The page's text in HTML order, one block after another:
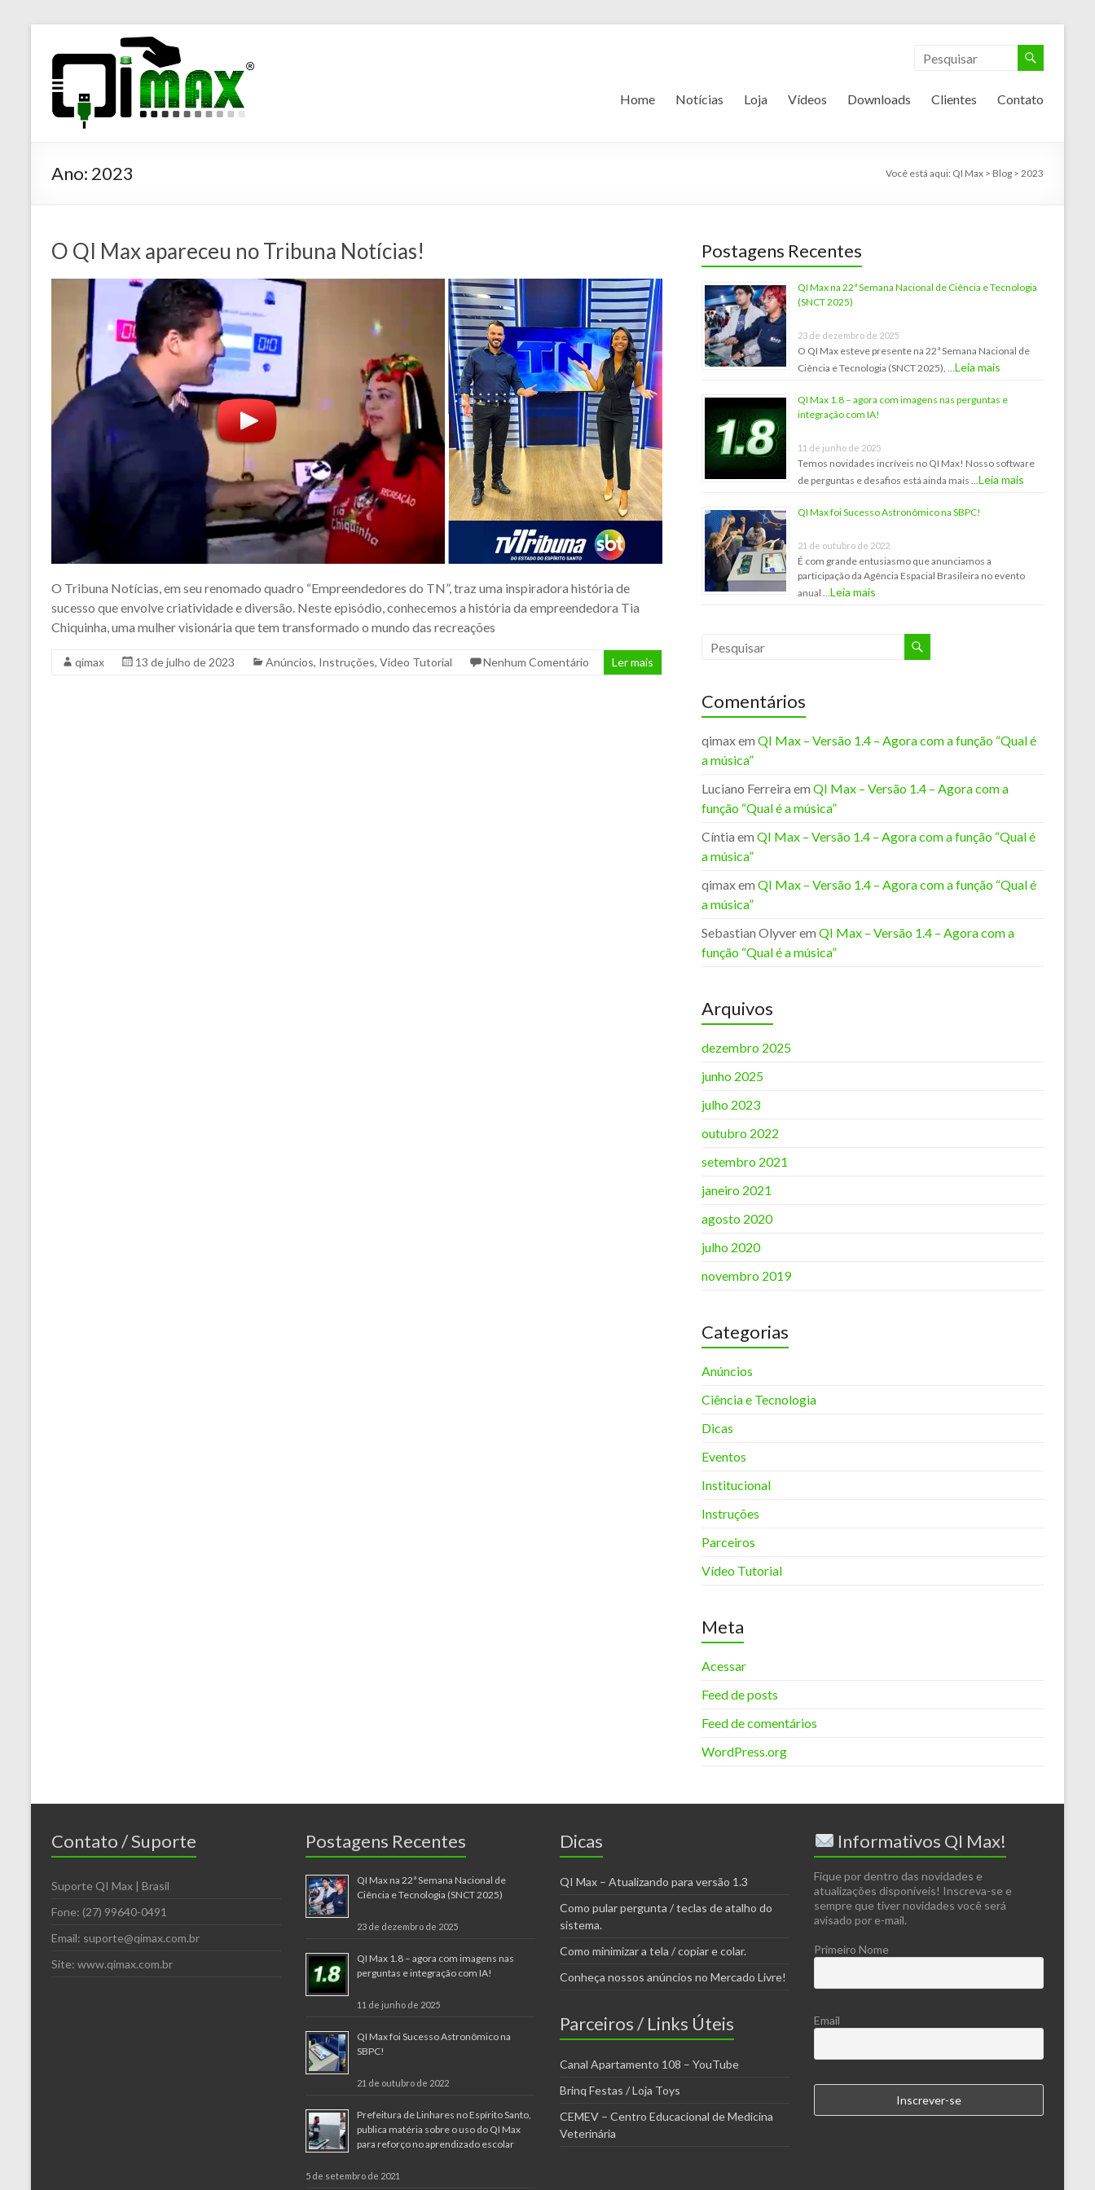
Home Notícias Loja Vídeos Downloads Clientes Contato
Ano: 2023 Você está aqui: QI Max > Blog > 2023
O QI Max apareceu no Tribuna Notícias!
O Tribuna Notícias, em seu renomado quadro “Empreendedores do TN”, traz uma inspiradora história de
sucesso que envolve criatividade e diversão. Neste episódio, conhecemos a história da empreendedora Tia
Chiquinha, uma mulher visionária que tem transformado o mundo das recreações
qimax 13 de julho de 2023 Anúncios, Instruções, Vídeo Tutorial Nenhum Comentário Ler mais
Postagens Recentes
QI Max na 22ª Semana Nacional de Ciência e Tecnologia
(SNCT 2025)
23 de dezembro de 2025
O QI Max esteve presente na 22ª Semana Nacional de
Ciência e Tecnologia (SNCT 2025), …Leia mais
QI Max 1.8 – agora com imagens nas perguntas e
integração com IA!
11 de junho de 2025
Temos novidades incríveis no QI Max! Nosso software
de perguntas e desafios está ainda mais …Leia mais
QI Max foi Sucesso Astronômico na SBPC!
21 de outubro de 2022
É com grande entusiasmo que anunciamos a
participação da Agência Espacial Brasileira no evento
anual …Leia mais
Comentários
qimaxem QI Max – Versão 1.4 – Agora com a função “Qual é
a música”
Luciano Ferreira em QI Max – Versão 1.4 – Agora com a
função “Qual é a música”
Cíntia em QI Max – Versão 1.4 – Agora com a função “Qual é
a música”
qimaxem QI Max – Versão 1.4 – Agora com a função “Qual é
a música”
Sebastian Olyverem QI Max – Versão 1.4 – Agora com a
função “Qual é a música”
Arquivos
dezembro 2025
junho 2025
julho 2023
outubro 2022
setembro 2021
janeiro 2021
agosto 2020
julho 2020
novembro 2019
Categorias
Anúncios
Ciência e Tecnologia
Dicas
Eventos
Institucional
Instruções
Parceiros
Vídeo Tutorial
Meta
Acessar
Feed de posts
Feed de comentários
WordPress.org
Contato / Suporte
Suporte QI Max | Brasil
Fone: (27) 99640-0491
Email: suporte@qimax.com.br
Site: www.qimax.com.br
Postagens Recentes
QI Max na 22ª Semana Nacional de
Ciência e Tecnologia (SNCT 2025)
23 de dezembro de 2025
QI Max 1.8 – agora com imagens nas
perguntas e integração com IA!
11 de junho de 2025
QI Max foi Sucesso Astronômico na
SBPC!
21 de outubro de 2022
Prefeitura de Linhares no Espírito Santo,
publica matéria sobre o uso do QI Max
para reforço no aprendizado escolar
5 de setembro de 2021
Dicas
QI Max – Atualizando para versão 1.3
Como pular pergunta / teclas de atalho do
sistema.
Como minimizar a tela / copiar e colar.
Conheça nossos anúncios no Mercado Livre!
Parceiros / Links Úteis
Canal Apartamento 108 – YouTube
Brinq Festas / Loja Toys
CEMEV – Centro Educacional de Medicina
Veterinária
Informativos QI Max!
Fique por dentro das novidades e
atualizações disponíveis! Inscreva-se e
sempre que tiver novidades você será
avisado por e-mail.
Primeiro Nome
Email